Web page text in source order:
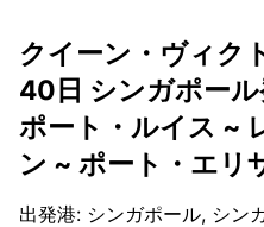
クイーン・ヴィク
40日 シンガポー
ポート・ルイス ~
ン ~ ポート・エリ
出発港: シンガポール, シン